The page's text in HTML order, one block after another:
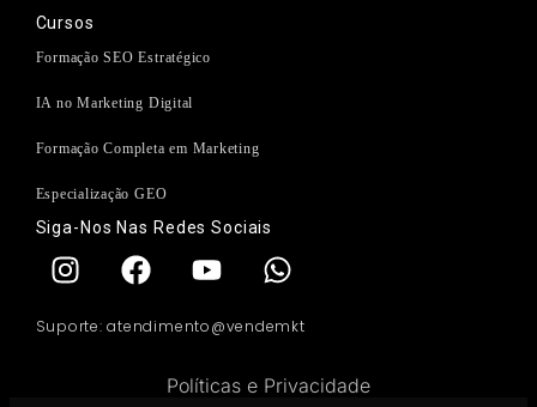
Cursos
Formação SEO Estratégico
IA no Marketing Digital
Formação Completa em Marketing
Especialização GEO
Siga-Nos Nas Redes Sociais
Suporte: atendimento@vendemkt
Políticas e Privacidade